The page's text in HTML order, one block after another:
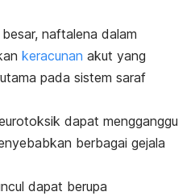
naftalena dalam
keracunan akut yang
pada sistem saraf
dapat mengganggu
berbagai gejala
dapat berupa